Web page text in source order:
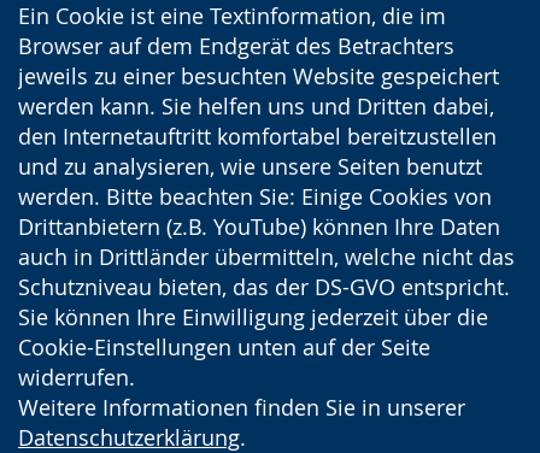
Ein Cookie ist eine Textinformation, die im
Browser auf dem Endgerät des Betrachters
jeweils zu einer besuchten Website gespeichert
werden kann. Sie helfen uns und Dritten dabei,
den Internetauftritt komfortabel bereitzustellen
und zu analysieren, wie unsere Seiten benutzt
werden. Bitte beachten Sie: Einige Cookies von
Drittanbietern (z.B. YouTube) können Ihre Daten
auch in Drittländer übermitteln, welche nicht das
Schutzniveau bieten, das der DS-GVO entspricht.
Sie können Ihre Einwilligung jederzeit über die
Cookie-Einstellungen unten auf der Seite
widerrufen.
Weitere Informationen finden Sie in unserer
Datenschutzerklärung.